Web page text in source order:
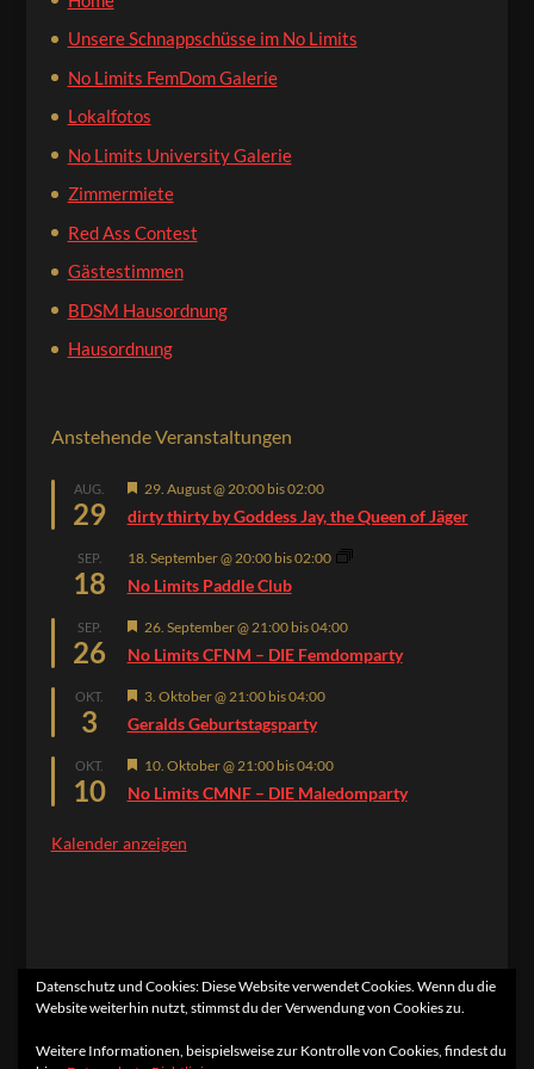
Unsere Schnappschüsse im No Limits
No Limits FemDom Galerie
Lokalfotos
No Limits University Galerie
Zimmermiete
Red Ass Contest
Gästestimmen
BDSM Hausordnung
Hausordnung
Anstehende Veranstaltungen
AUG.
29
Hervorgehoben
29. August @ 20:00bis02:00
dirty thirty by Goddess Jay, the Queen of Jäger
SEP.
18
18. September @ 20:00bis02:00
No Limits Paddle Club
SEP.
26
Hervorgehoben
26. September @ 21:00bis04:00
No Limits CFNM – DIE Femdomparty
OKT.
3
Hervorgehoben
3. Oktober @ 21:00bis04:00
Geralds Geburtstagsparty
OKT.
10
Hervorgehoben
10. Oktober @ 21:00bis04:00
No Limits CMNF – DIE Maledomparty
Kalender anzeigen
Datenschutz und Cookies: Diese Website verwendet Cookies. Wenn du die
Website weiterhin nutzt, stimmst du der Verwendung von Cookies zu.
Weitere Informationen, beispielsweise zur Kontrolle von Cookies, findest du